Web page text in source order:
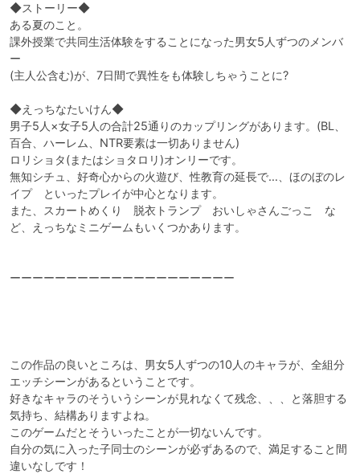
◆ストーリー◆
ある夏のこと。
課外授業で共同生活体験をすることになった男女5人ずつのメンバ
ー
(主人公含む)が、7日間で異性をも体験しちゃうことに?
◆えっちなたいけん◆
男子5人×女子5人の合計25通りのカップリングがあります。(BL、
百合、ハーレム、NTR要素は一切ありません)
ロリショタ(またはショタロリ)オンリーです。
無知シチュ、好奇心からの火遊び、性教育の延長で…、ほのぼのレ
イプ　といったプレイが中心となります。
また、スカートめくり　脱衣トランプ　おいしゃさんごっこ　な
ど、えっちなミニゲームもいくつかあります。
ーーーーーーーーーーーーーーーーーーーー
この作品の良いところは、男女5人ずつの10人のキャラが、全組分
エッチシーンがあるということです。
好きなキャラのそういうシーンが見れなくて残念、、、と落胆する
気持ち、結構ありますよね。
このゲームだとそういったことが一切ないんです。
自分の気に入った子同士のシーンが必ずあるので、満足すること間
違いなしです！